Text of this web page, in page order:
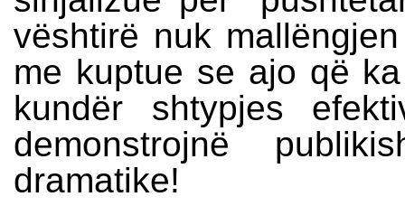
vështirë nuk
me kuptue se ajo që
kundër shtypjes
demonstrojnë
dramatike!